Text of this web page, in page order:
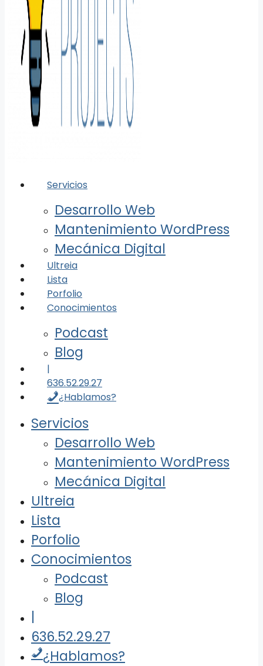
Servicios
Desarrollo Web
Mantenimiento WordPress
Mecánica Digital
Ultreia
Lista
Porfolio
Conocimientos
Podcast
Blog
|
636.52.29.27
¿Hablamos?
Servicios
Desarrollo Web
Mantenimiento WordPress
Mecánica Digital
Ultreia
Lista
Porfolio
Conocimientos
Podcast
Blog
|
636.52.29.27
¿Hablamos?